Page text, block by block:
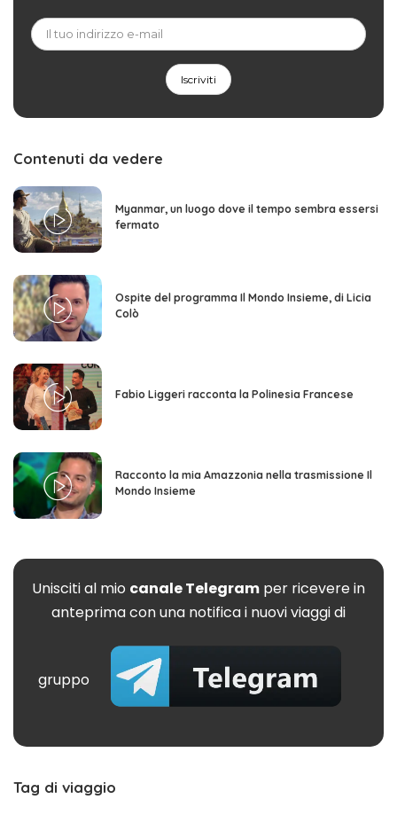
Contenuti da vedere
Myanmar, un luogo dove il tempo sembra essersi
fermato
Ospite del programma Il Mondo Insieme, di Licia
Colò
Fabio Liggeri racconta la Polinesia Francese
Racconto la mia Amazzonia nella trasmissione Il
Mondo Insieme
Unisciti al mio canale Telegram per ricevere in
anteprima con una notifica i nuovi viaggi di
gruppo
Tag di viaggio